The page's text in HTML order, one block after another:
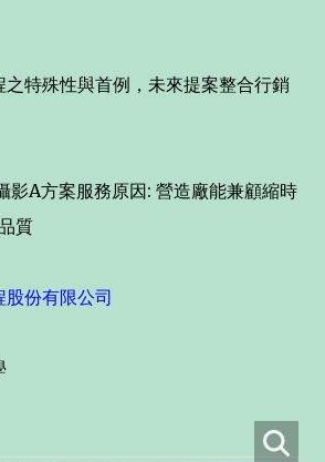
之特殊性與首例，未來提案整合行銷
影A方案服務原因: 營造廠能兼顧縮時
質
股份有限公司